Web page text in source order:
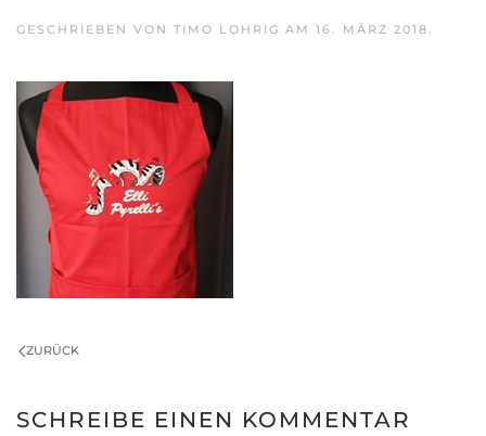
GESCHRIEBEN VON TIMO LOHRIG AM 16. MÄRZ 2018.
ZURÜCK
SCHREIBE EINEN KOMMENTAR